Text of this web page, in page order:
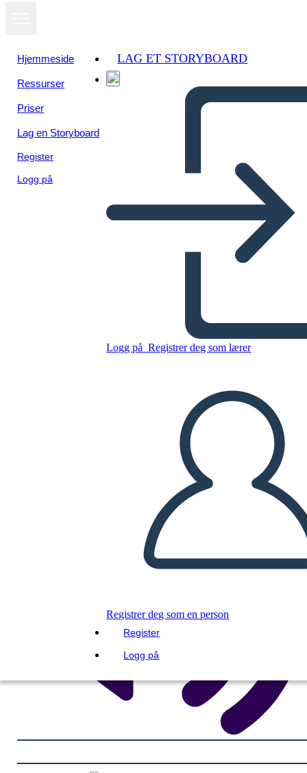
Hjemmeside
Ressurser
Priser
Lag en Storyboard
Register
Logg på
LAG ET STORYBOARD
Logg på Registrer deg som lærer
Registrer deg som en person
Register
Logg på
Ricostruzione
LAGE ET STORYBOARD
SPILLE AV LYSBILDEFREMVISNING
LES FOR MEG